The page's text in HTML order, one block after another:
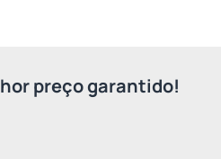
preço garantido!